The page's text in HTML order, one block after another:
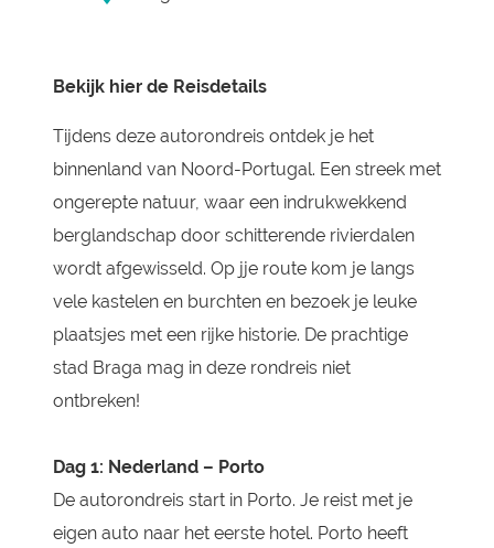
Bekijk hier de Reisdetails
Tijdens deze autorondreis ontdek je het
binnenland van Noord-Portugal. Een streek met
ongerepte natuur, waar een indrukwekkend
berglandschap door schitterende rivierdalen
wordt afgewisseld. Op jje route kom je langs
vele kastelen en burchten en bezoek je leuke
plaatsjes met een rijke historie. De prachtige
stad Braga mag in deze rondreis niet
ontbreken!
Dag 1: Nederland – Porto
De autorondreis start in Porto. Je reist met je
eigen auto naar het eerste hotel. Porto heeft